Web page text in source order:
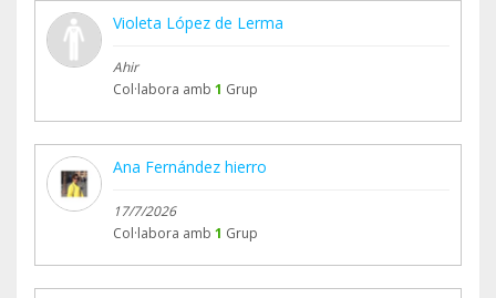
Violeta López de Lerma
Ahir
Col·labora amb 1 Grup
Ana Fernández hierro
17/7/2026
Col·labora amb 1 Grup